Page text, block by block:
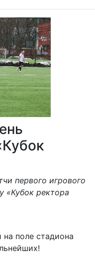
первого игрового
«Кубок ректора
поле стадиона